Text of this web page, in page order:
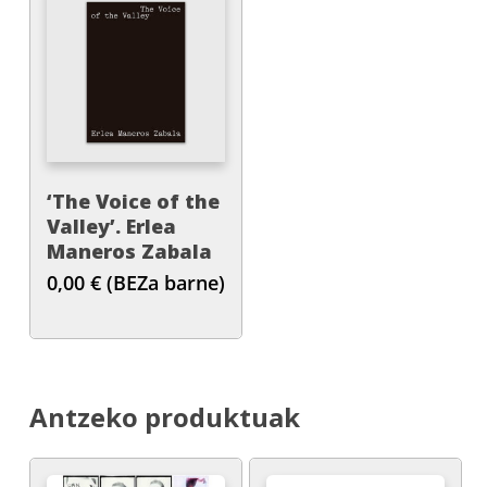
Antzeko produktuak
‘The Voice of the
Valley’. Erlea
Maneros Zabala
0,00 € (BEZa barne)